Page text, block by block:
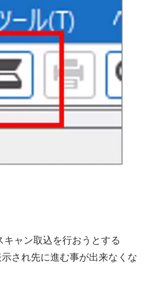
キャン取込を行おうとする
され先に進む事が出来なくな